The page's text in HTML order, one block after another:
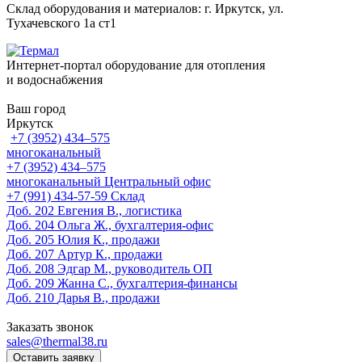
Склад оборудования и материалов: г. Иркутск, ул.
Тухачевского 1а ст1
Интернет-портал оборудование для отопления
и водоснабжения
Ваш город
Иркутск
+7 (3952) 434‒575
многоканальный
+7 (3952) 434‒575
многоканальный Центральный офис
‎+7 (991) 434-57-59 Склад
Доб. 202 Евгения В., логистика
Доб. 204 Ольга Ж., бухгалтерия-офис
Доб. 205 Юлия К., продажи
Доб. 207 Артур К., продажи
Доб. 208 Эдгар М., руководитель ОП
Доб. 209 Жанна С., бухгалтерия-финансы
Доб. 210 Дарья В., продажи
Заказать звонок
sales@thermal38.ru
Оставить заявку